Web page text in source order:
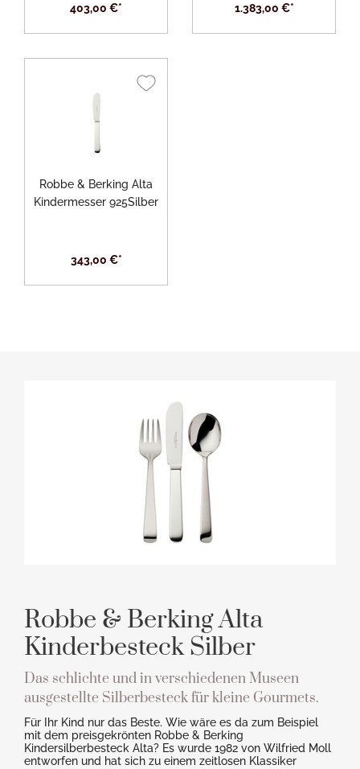
403,00 €* 1.383,00 €*
Robbe & Berking Alta
Kindermesser 925Silber
343,00 €*
Robbe & Berking Alta
Kinderbesteck Silber
Das schlichte und in verschiedenen Museen
ausgestellte Silberbesteck für kleine Gourmets.
Für Ihr Kind nur das Beste. Wie wäre es da zum Beispiel
mit dem preisgekrönten Robbe & Berking
Kindersilberbesteck Alta? Es wurde 1982 von Wilfried Moll
entworfen und hat sich zu einem zeitlosen Klassiker